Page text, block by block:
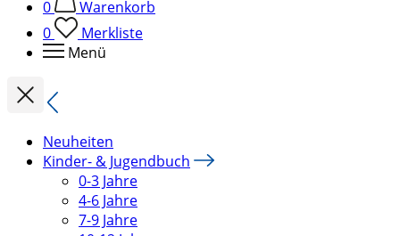
0
Warenkorb
0
Merkliste
Menü
Neuheiten
Kinder- & Jugendbuch
0-3 Jahre
4-6 Jahre
7-9 Jahre